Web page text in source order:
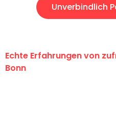
Unverbindlich
Echte Erfahrungen von
Bonn